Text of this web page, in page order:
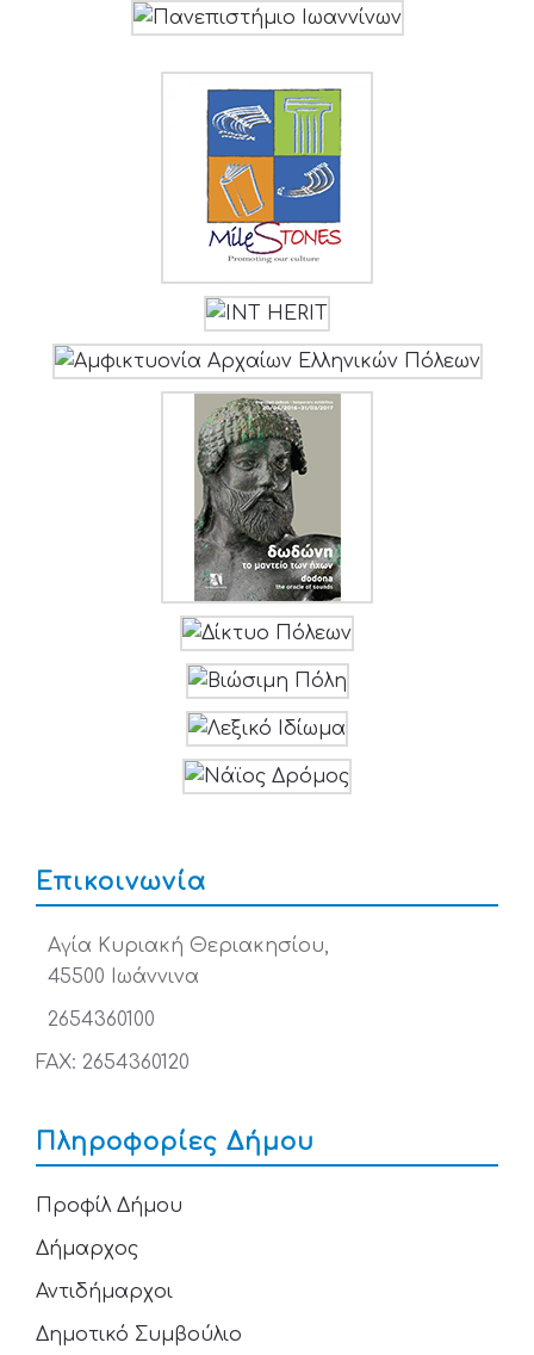
Επικοινωνία
Αγία Κυριακή Θεριακησίου,
45500 Ιωάννινα
2654360100
FAX: 2654360120
Πληροφορίες Δήμου
Προφίλ Δήμου
Δήμαρχος
Αντιδήμαρχοι
Δημοτικό Συμβούλιο